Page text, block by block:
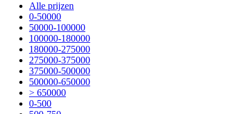
Alle prijzen
0-50000
50000-100000
100000-180000
180000-275000
275000-375000
375000-500000
500000-650000
> 650000
0-500